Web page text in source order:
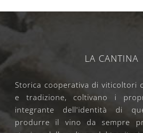
LA CANTINA
Storica cooperativa di viticoltori
e tradizione, coltivano i
integrante dell'identità di
produrre il vino da sempre